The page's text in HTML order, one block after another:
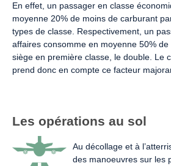
En effet, un passager en classe
moyenne 20% de moins de carburant
types de classe. Respectivement, un
affaires consomme en moyenne 50%
siège en première classe, le double. Le
prend donc en compte ce facteur
Les opérations au sol
Au décollage et à
des manoeuvres sur les